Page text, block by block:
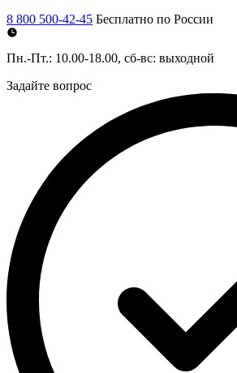
8 800 500-42-45 Бесплатно по России
Пн.-Пт.: 10.00-18.00, сб-вс: выходной
Задайте вопрос